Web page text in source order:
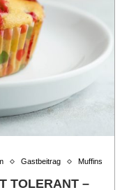
Gastbeitrag Muffins
TOLERANT –